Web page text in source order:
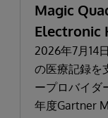
Magic
Electronic
「リーダ
2026年7月14
の医療記録を
ープロバイダ
年度Gartner